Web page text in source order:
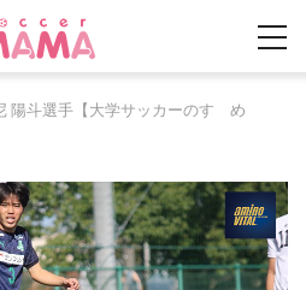
陽斗選手【大学サッカーのすゝめ